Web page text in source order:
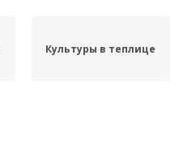
Культуры в теплице